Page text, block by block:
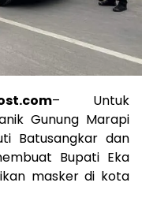
– Untuk
Gunung Marapi
Batusangkar dan
Bupati Eka
masker di kota